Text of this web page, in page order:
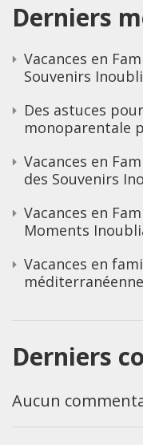
Derniers
Vacances en
Souvenirs
Des astuces
monoparentale
Vacances en
des Souvenirs
Vacances en
Moments
Vacances en
méditerranéenne
Derniers
Aucun